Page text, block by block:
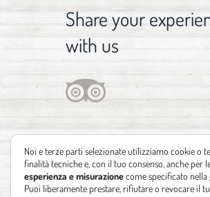
Share your
with us
Noi e terze parti selezionate utilizziamo cookie o
finalità tecniche e, con il tuo consenso, anche per
esperienza e misurazionecome specificato nella
Puoi liberamente prestare, rifiutare o revocare il